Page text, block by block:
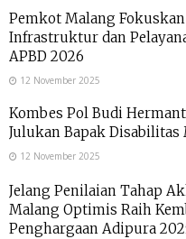
Pemkot Malang
Infrastruktur dan
APBD 2026
12 November 2025
Kombes Pol Budi
Julukan Bapak Disabilitas
12 November 2025
Jelang Penilaian Tahap
Malang Optimis Raih
Penghargaan Adipura